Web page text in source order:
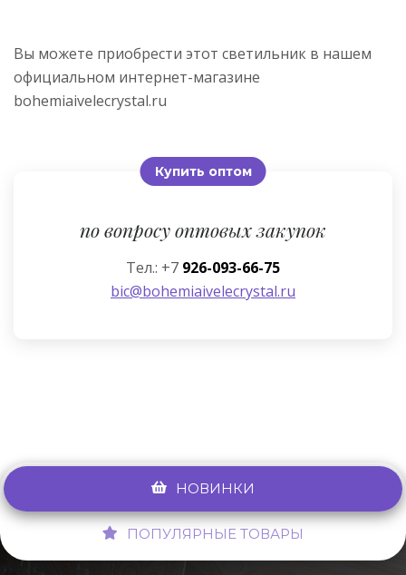
Вы можете приобрести этот светильник в нашем
официальном интернет-магазине
bohemiaivelecrystal.ru
Купить оптом
по вопросу оптовых закупок
Тел.: +7 926-093-66-75
bic@bohemiaivelecrystal.ru
НОВИНКИ
ПОПУЛЯРНЫЕ ТОВАРЫ